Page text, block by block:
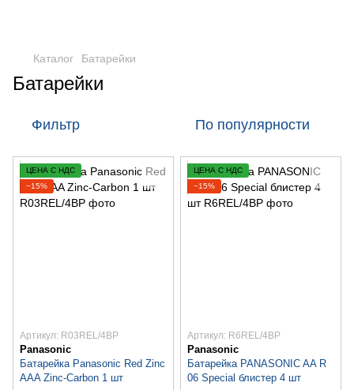
Каталог Батарейки
Батарейки
Фильтр По популярности
ЦЕНА С НДС
−15%
Артикул: R03REL/4BP
Panasonic
Батарейка Panasonic Red Zinc
AAA Zinc-Carbon 1 шт
ЦЕНА С НДС
−15%
Артикул: R6REL/4BP
Panasonic
Батарейка PANASONIC AA R
06 Special блистер 4 шт